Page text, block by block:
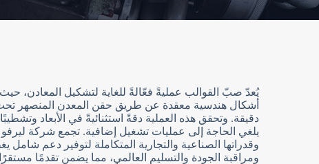
يُعدّ صبّ القوالب عمليةً فعّالةً للغاية لتشكيل المعادن،
أشكال هندسية معقدة عن طريق حقن المعدن المنصهر
دقيقة. وتحقق هذه العملية دقةً استثنائيةً في الأبعاد
يلغي الحاجة إلى عمليات تشغيل إضافية. تجمع شركة
وقدراتها الصناعية والتجارية المتكاملة لتوفير دعم شامل
ومراقبة الجودة والتسليم العالمي، مما يضمن تقدمًا